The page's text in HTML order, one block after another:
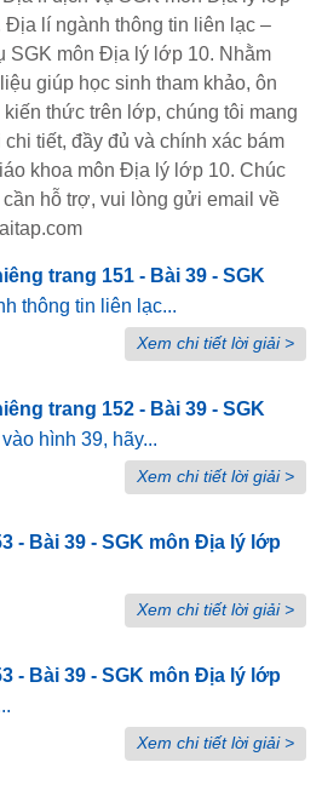
Địa lí ngành thông tin liên lạc –
SGK môn Địa lý lớp 10. Nhằm
giúp học sinh tham khảo, ôn
thức trên lớp, chúng tôi mang
tiết, đầy đủ và chính xác bám
khoa môn Địa lý lớp 10. Chúc
hỗ trợ, vui lòng gửi email về
trang 151 - Bài 39 - SGK
thông tin liên lạc...
Xem chi tiết lời giải >
trang 152 - Bài 39 - SGK
hình 39, hãy...
Xem chi tiết lời giải >
- Bài 39 - SGK môn Địa lý lớp
Xem chi tiết lời giải >
- Bài 39 - SGK môn Địa lý lớp
Xem chi tiết lời giải >